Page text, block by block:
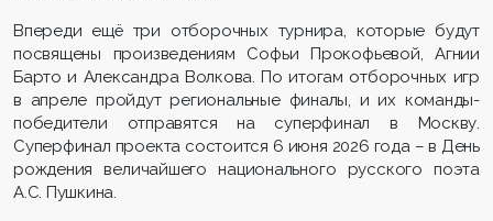
Впереди ещё три отборочных турнира, которые будут
посвящены произведениям Софьи Прокофьевой, Агнии
Барто и Александра Волкова. По итогам отборочных игр
в апреле пройдут региональные финалы, и их команды-
победители отправятся на суперфинал в Москву.
Суперфинал проекта состоится 6 июня 2026 года – в День
рождения величайшего национального русского поэта
А.С. Пушкина.